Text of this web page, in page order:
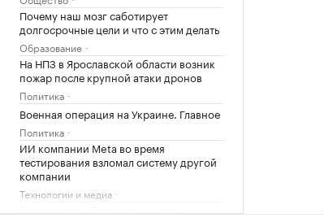
Почему наш мозг саботирует
долгосрочные цели и что с этим делать
Образование
На НПЗ в Ярославской области возник
пожар после крупной атаки дронов
Политика
Военная операция на Украине. Главное
Политика
ИИ компании Meta во время
тестирования взломал систему другой
компании
Технологии и медиа
В аэропортах Татарстана сняли